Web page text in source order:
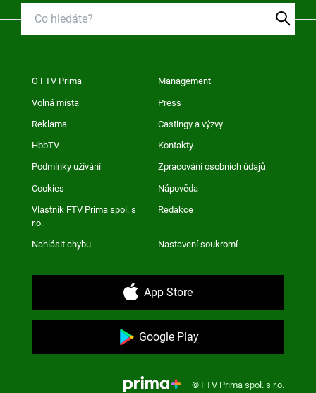
O FTV Prima Management
Volná místa Press
Reklama Castingy a výzvy
HbbTV Kontakty
Podmínky užívání Zpracování osobních údajů
Cookies Nápověda
Vlastník FTV Prima spol. s
r.o.
Redakce
Nahlásit chybu Nastavení soukromí
App Store
Google Play
© FTV Prima spol. s r.o.